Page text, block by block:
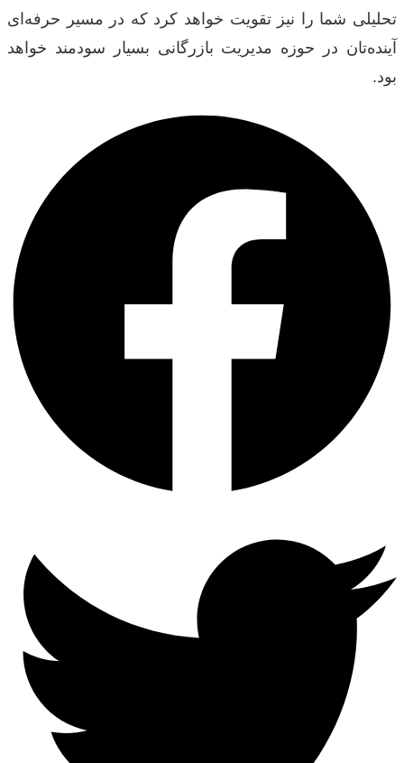
تحلیلی شما را نیز تقویت خواهد کرد که در مسیر حرفه‌ای
آینده‌تان در حوزه مدیریت بازرگانی بسیار سودمند خواهد
بود.